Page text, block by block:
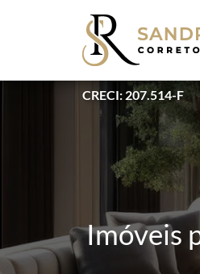
CRECI: 207.514-F
Imóveis